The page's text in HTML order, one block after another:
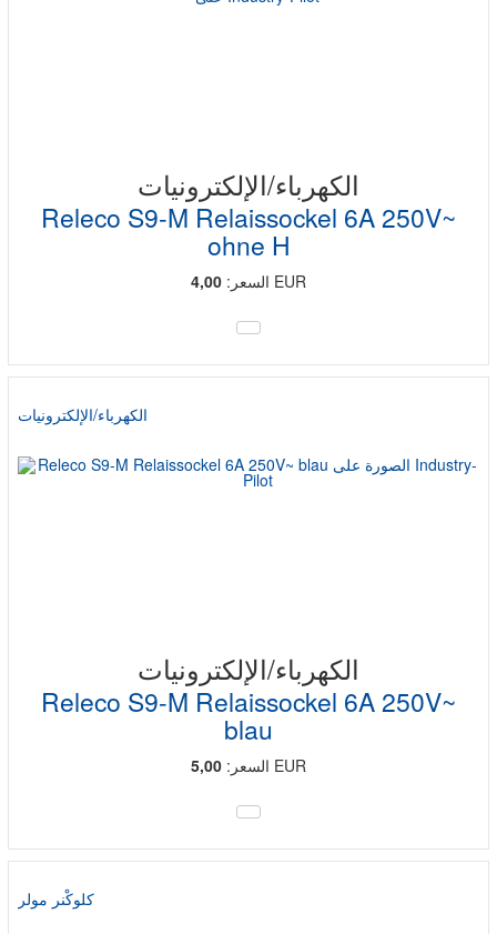
الكهرباء/الإلكترونيات
Releco S9-M Relaissockel 6A 250V~
ohne H
السعر: 4,00 EUR
الكهرباء/الإلكترونيات
الكهرباء/الإلكترونيات
Releco S9-M Relaissockel 6A 250V~
blau
السعر: 5,00 EUR
كلوكْنر مولر